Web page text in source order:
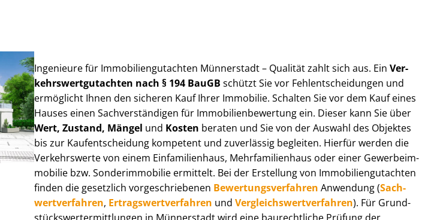
Ingenieure für Im­mo­bi­li­en­gut­ach­ten Münnerstadt – Qualität zahlt sich aus. Ein Ver­
kehrs­wert­gut­ach­ten nach § 194 BauGB schützt Sie vor Fehl­ent­schei­dun­gen und
ermöglicht Ihnen den sicheren Kauf Ihrer Immobilie. Schalten Sie vor dem Kauf eines
Hauses einen Sach­ver­stän­di­gen für Im­mo­bi­li­en­be­wer­tung ein. Dieser kann Sie über
Wert, Zustand, Mängel und Kosten beraten und Sie von der Auswahl des Objektes
bis zur Kauf­ent­schei­dung kompetent und zuverlässig begleiten. Hierfür werden die
Verkehrswerte von einem Einfamilienhaus, Mehr­fa­mi­li­en­haus oder einer Ge­wer­be­im­
mo­bi­lie bzw. Sonderimmobilie ermittelt. Bei der Erstellung von Im­mo­bi­li­en­gut­ach­ten
finden die gesetzlich vor­ge­schrie­be­nen Be­wer­tungs­ver­fah­ren Anwendung (Sach­
wert­ver­fah­ren, Er­trags­wert­ver­fah­ren und Ver­gleichs­wert­ver­fah­ren). Für Grund­